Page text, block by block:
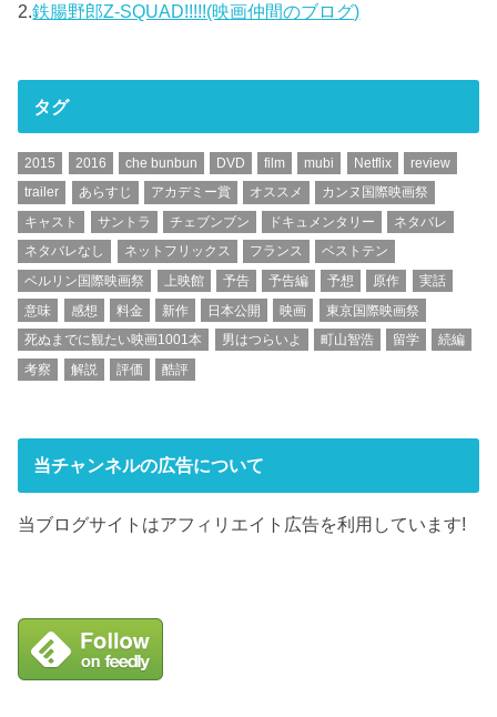
2.鉄腸野郎Z-SQUAD!!!!!(映画仲間のブログ)
タグ
2015 2016 che bunbun DVD film mubi Netflix
review
trailer
あらすじ アカデミー賞 オススメ
カンヌ国際映画祭
キャスト
サントラ チェブンブン ドキュメンタリー
ネタバレ
ネタバレなし
ネットフリックス フランス
ベストテン
ベルリン国際映画祭
上映館 予告 予告編 予想 原作
実話
意味
感想 料金 新作 日本公開 映画
東京国際映画祭
死ぬまでに観たい映画1001本
男はつらいよ 町山智浩 留学
続編
考察
解説 評価 酷評
当チャンネルの広告について
当ブログサイトはアフィリエイト広告を利用しています!